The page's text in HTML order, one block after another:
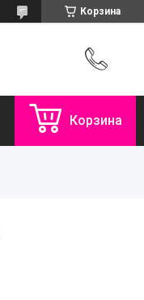
Корзина
Корзина